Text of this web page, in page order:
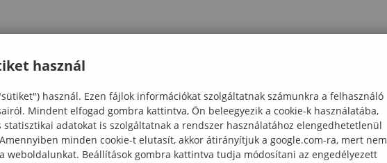
rendszer használatának alapjaitól kezdve az
a rendszer gyakorlati alkalmazásával, valamint az
kezelésével.
használ
használ. Ezen fájlok információkat szolgáltatnak számunkra a felhasználó
Mindent elfogad gombra kattintva, Ön beleegyezik a cookie-k használatába,
statisztikai adatokat is szolgáltatnak a rendszer használatához elengedhetetlenül
minden cookie-t elutasít, akkor átirányítjuk a google.com-ra, mert nem
weboldalunkat. Beállítások gombra kattintva tudja módosítani az engedélyezett